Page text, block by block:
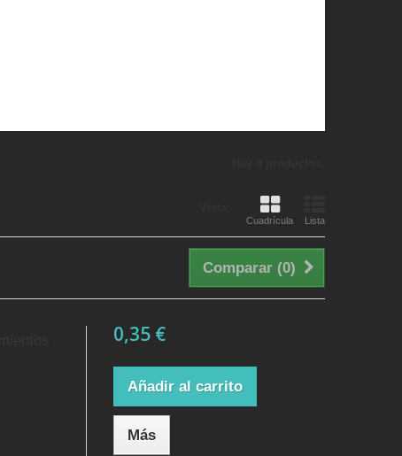
Cuadrícula Lista
Comparar (0)
0,35 €
Añadir al carrito
Más